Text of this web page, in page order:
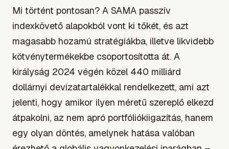
Mi történt pontosan? A SAMA passzív
indexkövető alapokból vont ki tőkét, és azt
magasabb hozamú stratégiákba, illetve likvidebb
kötvénytermékekbe csoportosította át. A
királyság 2024 végén közel 440 milliárd
dollárnyi devizatartalékkal rendelkezett, ami azt
jelenti, hogy amikor ilyen méretű szereplő elkezd
átpakolni, az nem apró portfóliókiigazítás, hanem
egy olyan döntés, amelynek hatása valóban